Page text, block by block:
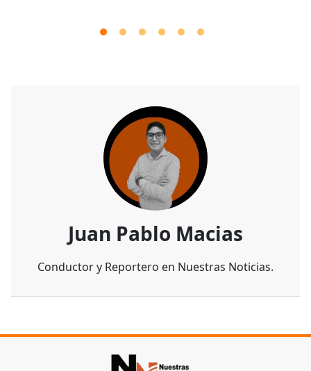
Juan Pablo Macias
Conductor y Reportero en Nuestras Noticias.